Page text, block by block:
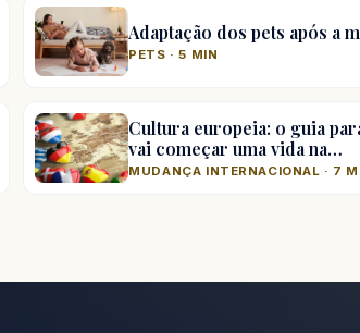
Adaptação dos pets após a
PETS · 5 MIN
Cultura europeia: o guia
vai começar uma vida na…
MUDANÇA INTERNACIONAL · 7